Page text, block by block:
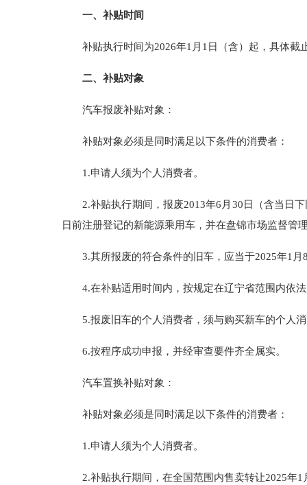
一、补贴时间
补贴执行时间为2026年1月1日（含）起，具体截
二、补贴对象
汽车报废补贴对象：
补贴对象必须是同时满足以下条件的消费者：
1.申请人须为个人消费者。
2.补贴执行期间，报废2013年6月30日（含当日
日前注册登记的新能源乘用车，并在盘锦市场监督管
3.其所报废的符合条件的旧车，应当于2025年1
4.在补贴适用时间内，按规定在辽宁省范围内依
5.报废旧车的个人消费者，须与购买新车的个人
6.按程序成功申报，并经审查要件齐全属实。
汽车置换补贴对象：
补贴对象必须是同时满足以下条件的消费者：
1.申请人须为个人消费者。
2.补贴执行期间，在全国范围内售卖转让2025年